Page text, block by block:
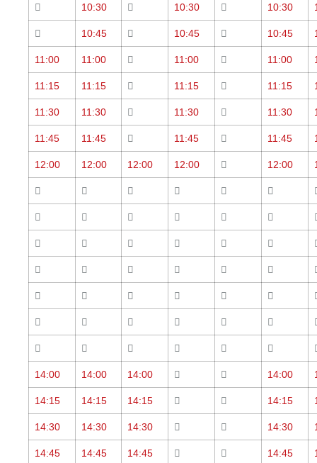
10:30 10:30 10:30
10:45 10:45 10:45
11:00 11:00 11:00 11:00
11:15 11:15 11:15 11:15
11:30 11:30 11:30 11:30
11:45 11:45 11:45 11:45
12:00 12:00 12:00 12:00 12:00
14:00 14:00 14:00 14:00
14:15 14:15 14:15 14:15
14:30 14:30 14:30 14:30
14:45 14:45 14:45 14:45